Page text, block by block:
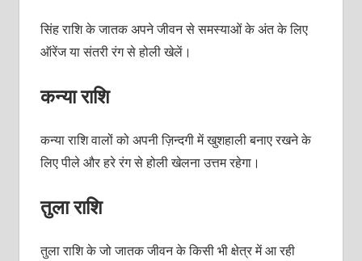
सिंह राशि के जातक अपने जीवन से समस्याओं के अंत के लिए
ऑरेंज या संतरी रंग से होली खेलें।
कन्या राशि
कन्या राशि वालों को अपनी ज़िन्दगी में खुशहाली बनाए रखने के
लिए पीले और हरे रंग से होली खेलना उत्तम रहेगा।
तुला राशि
तुला राशि के जो जातक जीवन के किसी भी क्षेत्र में आ रही